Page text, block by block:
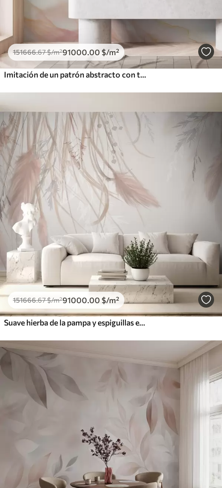
151666.67$/m²91000 .00 $/m²
151666.67$/m²91000 .00 $/m²